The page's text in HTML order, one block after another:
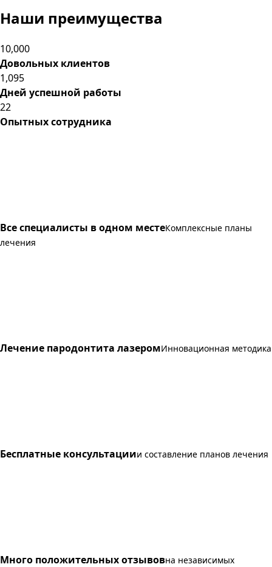
Наши преимущества
10,000
Довольных клиентов
1,095
Дней успешной работы
22
Опытных сотрудника
Все специалисты в одном местеКомплексные планы
лечения
Лечение пародонтита лазеромИнновационная методика
Бесплатные консультациии составление планов лечения
Много положительных отзывовна независимых